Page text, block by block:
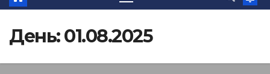
День:01.08.2025